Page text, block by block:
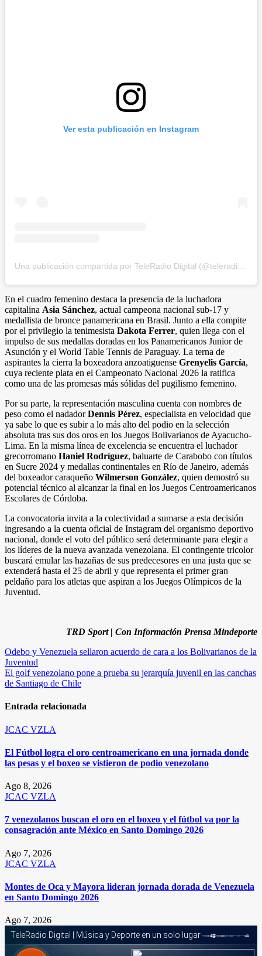
Ver esta publicación en Instagram
En el cuadro femenino destaca la presencia de la luchadora
capitalina Asia Sánchez, actual campeona nacional sub-17 y
medallista de bronce panamericana en Brasil. Junto a ella compite
por el privilegio la tenimesista Dakota Ferrer, quien llega con el
impulso de sus medallas doradas en los Panamericanos Junior de
Asunción y el World Table Tennis de Paraguay. La terna de
aspirantes la cierra la boxeadora anzoatiguense Grenyelis García,
cuya reciente plata en el Campeonato Nacional 2026 la ratifica
como una de las promesas más sólidas del pugilismo femenino.
Por su parte, la representación masculina cuenta con nombres de
peso como el nadadorDennis Pérez, especialista en velocidad que
ya sabe lo que es subir a lo más alto del podio en la selección
absoluta tras sus dos oros en los Juegos Bolivarianos de Ayacucho-
Lima. En la misma línea de excelencia se encuentra el luchador
grecorromano Haniel Rodríguez, baluarte de Carabobo con títulos
en Sucre 2024 y medallas continentales en Río de Janeiro, además
del boxeador caraqueño Wilmerson González, quien demostró su
potencial técnico al alcanzar la final en los Juegos Centroamericanos
Escolares de Córdoba.
La convocatoria invita a la colectividad a sumarse a esta decisión
ingresando a la cuenta oficial de Instagram del organismo deportivo
nacional, donde el voto del público será determinante para elegir a
los líderes de la nueva avanzada venezolana. El contingente tricolor
buscará emular las hazañas de sus predecesores en una justa que se
extenderá hasta el 25 de abril y que representa el primer gran
peldaño para los atletas que aspiran a los Juegos Olímpicos de la
Juventud.
TRD Sport | Con Información Prensa Mindeporte
Navegación
de
entradas
Odebo y Venezuela sellaron acuerdo de cara a los Bolivarianos de la
Juventud
El golf venezolano pone a prueba su jerarquía juvenil en las canchas
de Santiago de Chile
Entrada relacionada
JCAC VZLA
El Fútbol logra el oro centroamericano en una jornada donde
las pesas y el boxeo se vistieron de podio venezolano
Ago 8, 2026
JCAC VZLA
7 venezolanos buscan el oro en el boxeo y el fútbol va por la
consagración ante México en Santo Domingo 2026
Ago 7, 2026
JCAC VZLA
Montes de Oca y Mayora lideran jornada dorada de Venezuela
en Santo Domingo 2026
Ago 7, 2026